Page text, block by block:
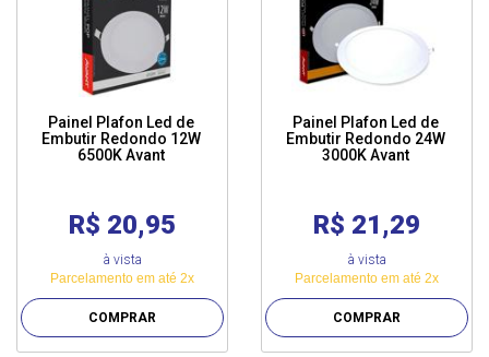
Painel Plafon Led de
Embutir Redondo 12W
6500K Avant
R$ 20,95
à vista
Parcelamento em até 2x
COMPRAR
Painel Plafon Led de
Embutir Redondo 24W
3000K Avant
R$ 21,29
à vista
Parcelamento em até 2x
COMPRAR